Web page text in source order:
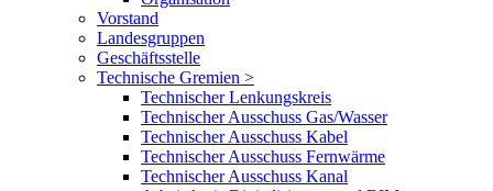
Vorstand
Landesgruppen
Geschäftsstelle
Technische Gremien >
Technischer Lenkungskreis
Technischer Ausschuss Gas/Wasser
Technischer Ausschuss Kabel
Technischer Ausschuss Fernwärme
Technischer Ausschuss Kanal